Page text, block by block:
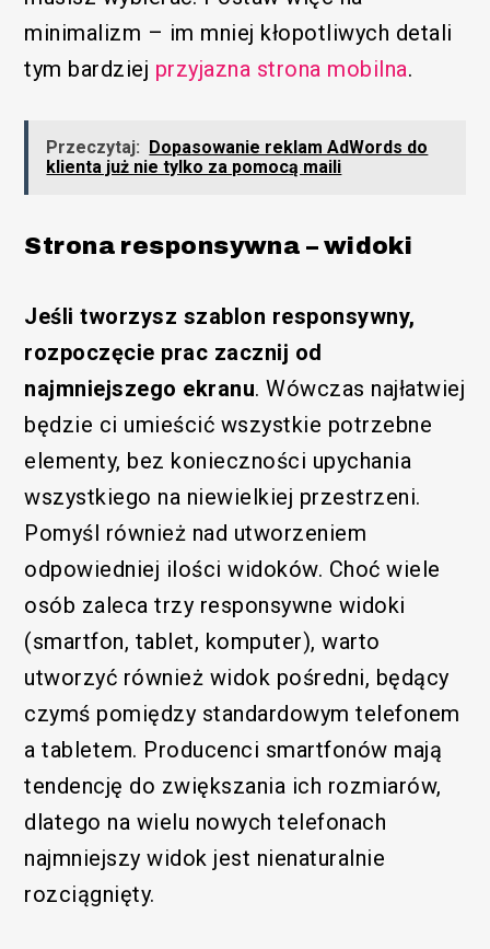
minimalizm – im mniej kłopotliwych detali
tym bardziej przyjazna strona mobilna.
Przeczytaj: Dopasowanie reklam AdWords do
klienta już nie tylko za pomocą maili
Strona responsywna – widoki
Jeśli tworzysz szablon responsywny,
rozpoczęcie prac zacznij od
najmniejszego ekranu. Wówczas najłatwiej
będzie ci umieścić wszystkie potrzebne
elementy, bez konieczności upychania
wszystkiego na niewielkiej przestrzeni.
Pomyśl również nad utworzeniem
odpowiedniej ilości widoków. Choć wiele
osób zaleca trzy responsywne widoki
(smartfon, tablet, komputer), warto
utworzyć również widok pośredni, będący
czymś pomiędzy standardowym telefonem
a tabletem. Producenci smartfonów mają
tendencję do zwiększania ich rozmiarów,
dlatego na wielu nowych telefonach
najmniejszy widok jest nienaturalnie
rozciągnięty.